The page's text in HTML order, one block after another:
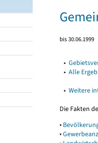
bis 30.06.1999
▸
▸ Alle
▸ Weitere
Die Fakten
▾
▾